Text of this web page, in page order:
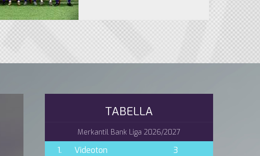
TABELLA
Merkantil Bank Liga 2026/2027
1. Videoton
3